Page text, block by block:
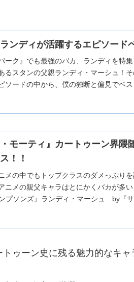
ンディが活躍するエピソード
ーク』でも最強のバカ、ランディを特
るスタンの父親ランディ・マーシュ！
ソードの中から、僕の独断と偏見でベス
・モーティ』カートゥーン界隈
！！
メの中でもトップクラスのダメっぷりを
ニメの親父キャラはとにかくバカが多
ソンズ』ランディ・マーシュ by『サ
ゥーン史に残る魅力的なキャ